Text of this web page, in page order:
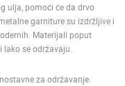
ulja, pomoći će da drvo
garniture su izdržljive i
Materijali poput
se održavaju.
za održavanje.